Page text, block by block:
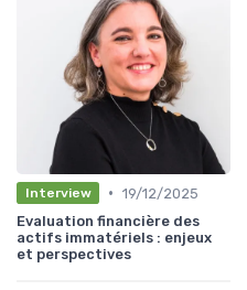
Interview • 19/12/2025
Evaluation financière des
actifs immatériels : enjeux
et perspectives